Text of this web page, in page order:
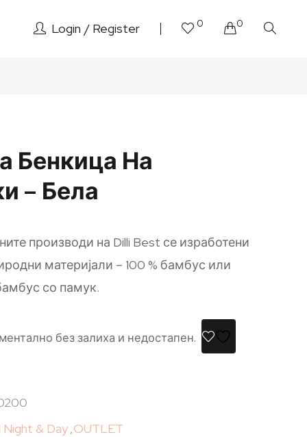
Login Register 0 0
Бенкица На
– Бела
производи на Dilli Best се изработени
материјали – 100 % бамбус или
со памук.
без залиха и недостапен.
Night & Day,OUTLET